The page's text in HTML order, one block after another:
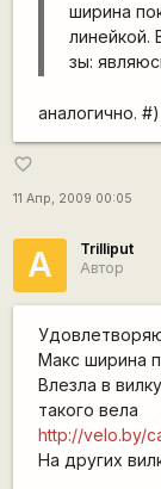
ширина
линейкой.
зы:
аналогично. #)
favorite_border
11 Апр, 2009 00:05
А
Trilliput
Автор
Макс ширина
Влезла в
такого вела
http://velo.by/
На других